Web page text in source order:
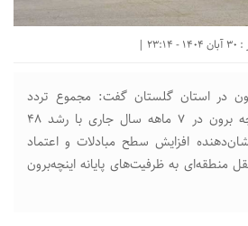
در استان گلستان گفت: مجموع تردد
ناوگان خارجی از مرز اینچه برون در ۷ ماهه سال جاری با رشد ۴۸
افزایش سطح مبادلات و اعتماد
منطقه‌ای به ظرفیت‌های پایانه اینچه‌برون